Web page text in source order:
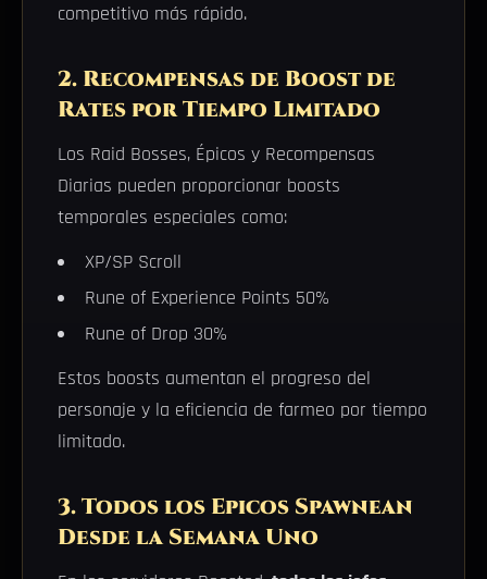
competitivo más rápido.
2. Recompensas de Boost de
Rates por Tiempo Limitado
Los Raid Bosses, Épicos y Recompensas
Diarias pueden proporcionar boosts
temporales especiales como:
XP/SP Scroll
Rune of Experience Points 50%
Rune of Drop 30%
Estos boosts aumentan el progreso del
personaje y la eficiencia de farmeo por tiempo
limitado.
3. Todos los Epicos Spawnean
Desde la Semana Uno